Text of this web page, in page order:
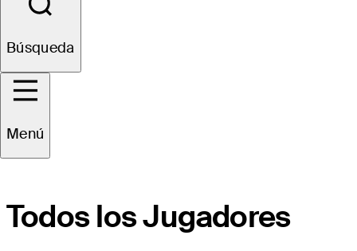
Búsqueda
Menú
Todos los Jugadores